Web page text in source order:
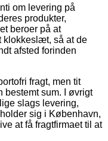
om levering på
produkter,
beroer på at
klokkeslæt, så at de
afsted forinden
fragt, men tit
bestemt sum. I øvrigt
slags levering,
sig i København,
at få fragtfirmaet til at